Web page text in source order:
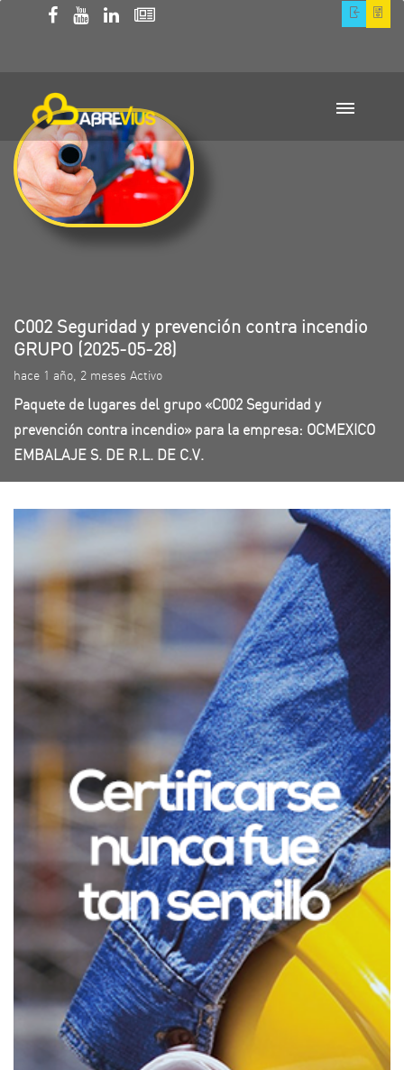
C002 Seguridad y prevención contra incendio
GRUPO (2025-05-28)
hace 1 año, 2 meses Activo
Paquete de lugares del grupo «C002 Seguridad y
prevención contra incendio» para la empresa: OCMEXICO
EMBALAJE S. DE R.L. DE C.V.